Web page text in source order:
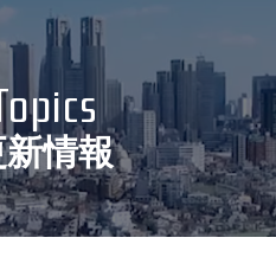
Access
Recruit
員の一日
新情報